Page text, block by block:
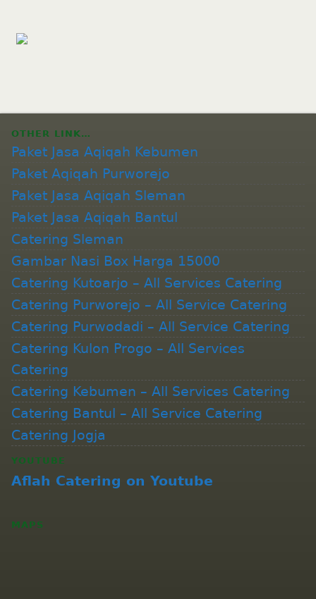
OTHER LINK…
Paket Jasa Aqiqah Kebumen
Paket Aqiqah Purworejo
Paket Jasa Aqiqah Sleman
Paket Jasa Aqiqah Bantul
Catering Sleman
Gambar Nasi Box Harga 15000
Catering Kutoarjo – All Services Catering
Catering Purworejo – All Service Catering
Catering Purwodadi – All Service Catering
Catering Kulon Progo – All Services
Catering
Catering Kebumen – All Services Catering
Catering Bantul – All Service Catering
Catering Jogja
YOUTUBE
Aflah Catering on Youtube
MAPS